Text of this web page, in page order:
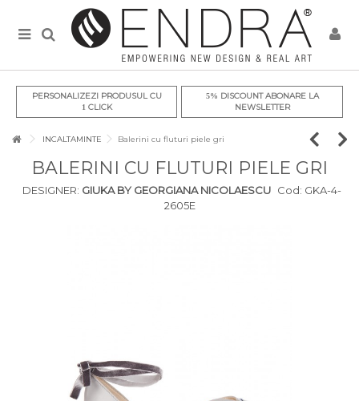
PERSONALIZEZI PRODUSUL CU
1CLICK
5% DISCOUNT ABONARE LA
NEWSLETTER
INCALTAMINTE Balerini cu fluturi piele gri
BALERINI CU FLUTURI PIELE GRI
DESIGNER: GIUKA BY GEORGIANA NICOLAESCU Cod: GKA-4-
2605E